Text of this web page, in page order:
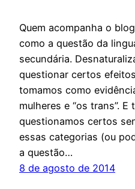
Quem acompanha o
como a questão da
secundária.
questionar certos
tomamos como
mulheres e “os trans”. E
questionamos certos
essas categorias (ou
a questão…
8 de agosto de 2014